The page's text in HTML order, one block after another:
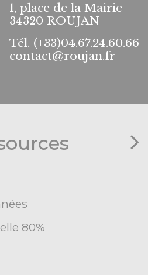
1, place de la Mairie
34320 ROUJAN
Tél. (+33)04.67.24.60.66
contact@roujan.fr
80%